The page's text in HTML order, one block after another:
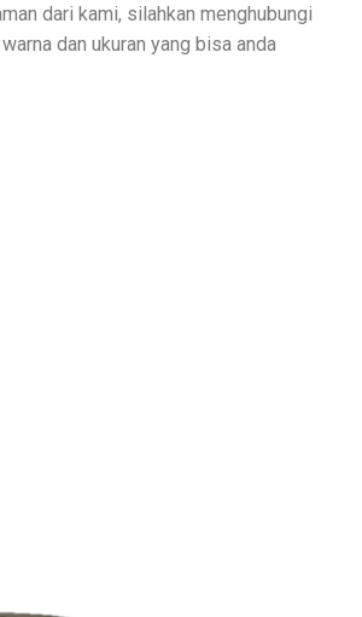
dari kami, silahkan menghubungi
dan ukuran yang bisa anda